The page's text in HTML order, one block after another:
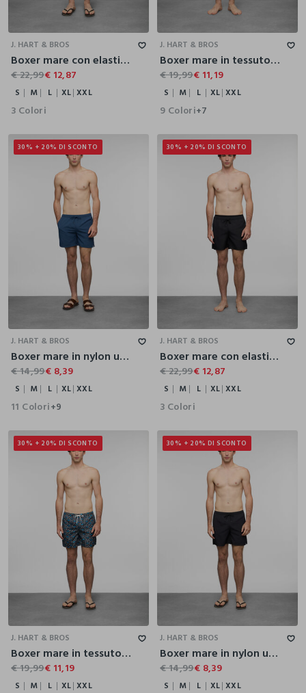
XXL
J. HART & BROS
Boxer mare con elastico integrato uomo
€ 22,99€ 12,87
S M L XL XXL
3 Colori
J. HART & BROS
Boxer mare in tessuto tecnico uomo
€ 19,99€ 11,19
S M L XL XXL
9 Colori+7
30% + 20% DI SCONTO
J. HART & BROS
Boxer mare in nylon uomo
€ 14,99€ 8,39
S M L XL XXL
11 Colori+9
30% + 20% DI SCONTO
J. HART & BROS
Boxer mare con elastico integrato uomo
€ 22,99€ 12,87
S M L XL XXL
3 Colori
30% + 20% DI SCONTO
XXL
J. HART & BROS
Boxer mare in tessuto stampato uomo
€ 19,99€ 11,19
S M L XL XXL
30% + 20% DI SCONTO
XXL
J. HART & BROS
Boxer mare in nylon uomo
€ 14,99€ 8,39
S M L XL XXL